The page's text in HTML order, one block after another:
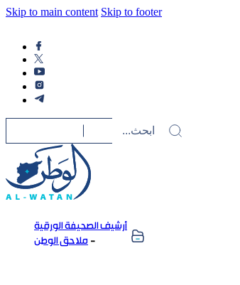
Skip to main content Skip to footer
أرشيف الصحيفة الورقية
ملاحق الوطن